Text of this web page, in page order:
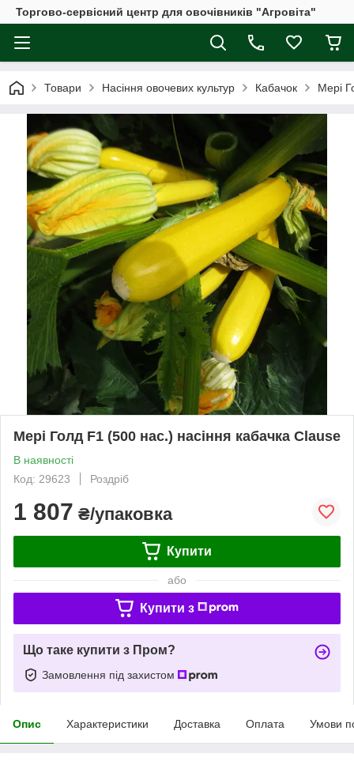
Торгово-сервісний центр для овочівників "Агровіта"
Товари Насіння овочевих культур Кабачок Мері
Мері Голд F1 (500 нас.) насіння кабачка Clause
В наявності
Код: 29623
Роздріб
1 807 ₴/упаковка
Купити
або
Купити з
Що таке купити з Пром?
Замовлення під захистом
Опис Характеристики Доставка Оплата Умови